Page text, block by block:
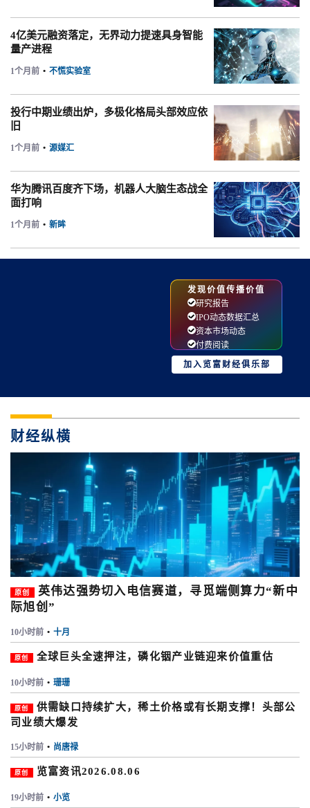
4亿美元融资落定，无界动力提速具身智能
量产进程
1个月前 • 不慌实验室
投行中期业绩出炉，多极化格局头部效应依
旧
1个月前 • 源媒汇
华为腾讯百度齐下场，机器人大脑生态战全
面打响
1个月前 • 新眸
发现价值传播价值
研究报告
IPO动态数据汇总
资本市场动态
付费阅读
加入览富财经俱乐部
财经纵横
原创
英伟达强势切入电信赛道，寻觅端侧算力“新中
际旭创”
10小时前 • 十月
原创 全球巨头全速押注，磷化铟产业链迎来价值重估
10小时前 • 珊珊
原创
供需缺口持续扩大，稀土价格或有长期支撑！头部公
司业绩大爆发
15小时前 • 尚唐禄
原创 览富资讯2026.08.06
19小时前 • 小览